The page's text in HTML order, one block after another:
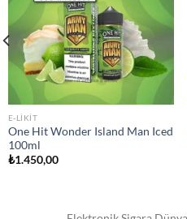
E-LIKIT
One Hit Wonder Island Man Iced
100ml
₺1.450,00